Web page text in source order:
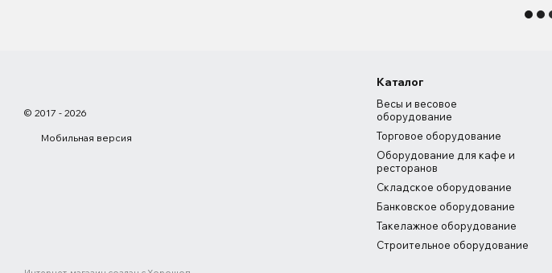
© 2017 - 2026
Мобильная версия
Каталог
Весы и весовое
оборудование
Торговое оборудование
Оборудование для кафе и
ресторанов
Складское оборудование
Банковское оборудование
Такелажное оборудование
Строительное оборудование